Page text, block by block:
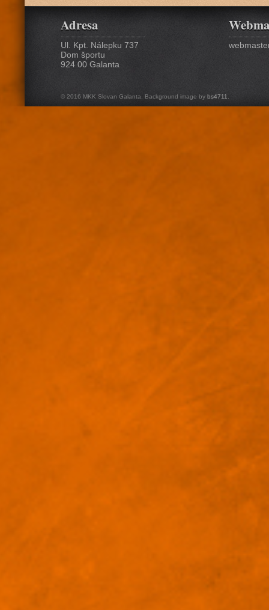
Adresa
Ul. Kpt. Nálepku 737
Dom športu
924 00 Galanta
© 2016 MKK Slovan Galanta. Background image by bs4711